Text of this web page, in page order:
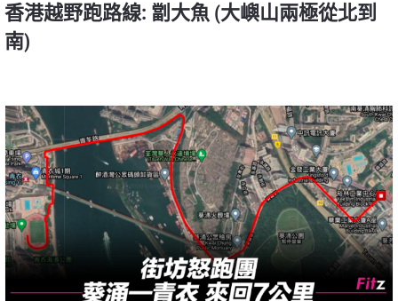
香港越野跑路線: 劏大魚 (大嶼山兩極從北到
南)